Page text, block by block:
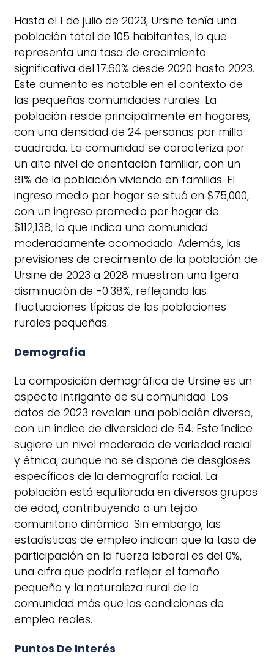
Hasta el 1 de julio de 2023, Ursine tenía una
población total de 105 habitantes, lo que
representa una tasa de crecimiento
significativa del 17.60% desde 2020 hasta 2023.
Este aumento es notable en el contexto de
las pequeñas comunidades rurales. La
población reside principalmente en hogares,
con una densidad de 24 personas por milla
cuadrada. La comunidad se caracteriza por
un alto nivel de orientación familiar, con un
81% de la población viviendo en familias. El
ingreso medio por hogar se situó en $75,000,
con un ingreso promedio por hogar de
$112,138, lo que indica una comunidad
moderadamente acomodada. Además, las
previsiones de crecimiento de la población de
Ursine de 2023 a 2028 muestran una ligera
disminución de -0.38%, reflejando las
fluctuaciones típicas de las poblaciones
rurales pequeñas.
Demografía
La composición demográfica de Ursine es un
aspecto intrigante de su comunidad. Los
datos de 2023 revelan una población diversa,
con un índice de diversidad de 54. Este índice
sugiere un nivel moderado de variedad racial
y étnica, aunque no se dispone de desgloses
específicos de la demografía racial. La
población está equilibrada en diversos grupos
de edad, contribuyendo a un tejido
comunitario dinámico. Sin embargo, las
estadísticas de empleo indican que la tasa de
participación en la fuerza laboral es del 0%,
una cifra que podría reflejar el tamaño
pequeño y la naturaleza rural de la
comunidad más que las condiciones de
empleo reales.
Puntos De Interés